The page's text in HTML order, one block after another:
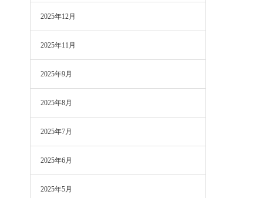
2025年12月
2025年11月
2025年9月
2025年8月
2025年7月
2025年6月
2025年5月